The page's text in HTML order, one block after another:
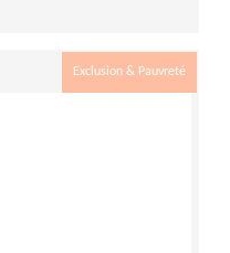
Exclusion & Pauvreté